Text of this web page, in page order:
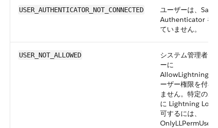
USER_AUTHENTICATOR_NOT_CONNECTED
ユーザーは、
Authenticator を
ていません。
USER_NOT_ALLOWED
システム管理者は
ーに
ーザー権限を付与
ません。特定のユ
に Lightning
可するには、